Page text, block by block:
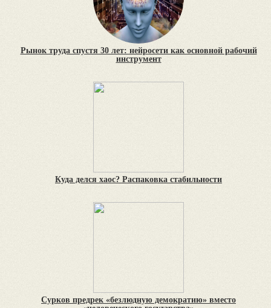
Рынок труда спустя 30 лет: нейросети как основной рабочий
инструмент
Куда делся хаос? Распаковка стабильности
Сурков предрек «безлюдную демократию» вместо